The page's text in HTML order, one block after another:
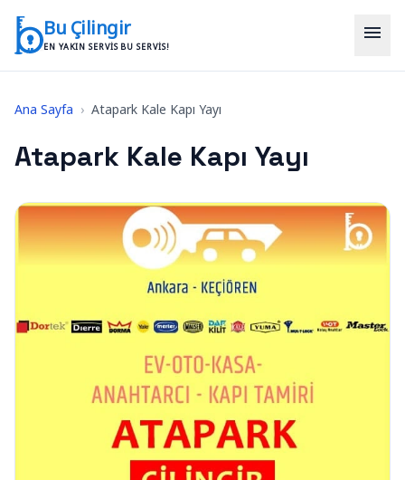
Bu Çilingir
EN YAKIN SERVIS BU SERVIS!
menu
Ana Sayfa › Atapark Kale Kapı Yayı
Atapark Kale Kapı Yayı